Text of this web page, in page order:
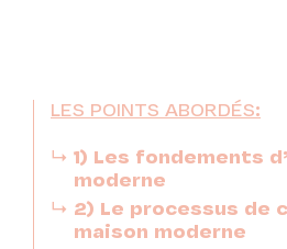
LES POINTS ABORDÉS:
1) Les fondements
moderne
2) Le processus de
maison moderne